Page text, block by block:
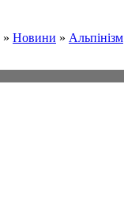
» Новини » Альпінізм